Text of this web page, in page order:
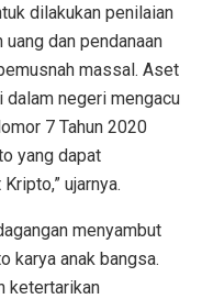
dilakukan penilaian
dan pendanaan
massal. Aset
negeri mengacu
7 Tahun 2020
yang dapat
ujarnya.
menyambut
karya anak bangsa.
ketertarikan